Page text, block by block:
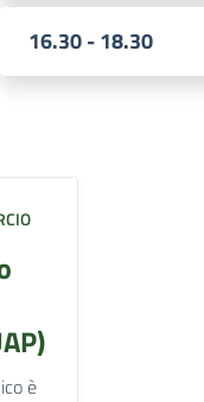
16.30 - 18.30
è